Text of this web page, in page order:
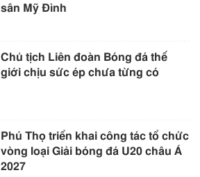
sân Mỹ Đình
Chủ tịch Liên đoàn Bóng đá thế
giới chịu sức ép chưa từng có
Phú Thọ triển khai công tác tổ chức
vòng loại Giải bóng đá U20 châu Á
2027